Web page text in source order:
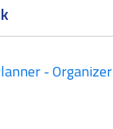
- Organizer